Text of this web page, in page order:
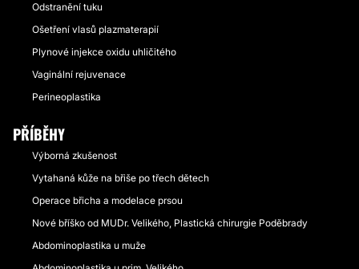
Odstranění tuku
Ošetření vlasů plazmaterapií
Plynové injekce oxidu uhličitého
Vaginální rejuvenace
Perineoplastika
PŘÍBĚHY
Výborná zkušenost
Vytahaná kůže na břiše po třech dětech
Operace břicha a modelace prsou
Nové bříško od MUDr. Velikého, Plastická chirurgie Poděbrady
Abdominoplastika u muže